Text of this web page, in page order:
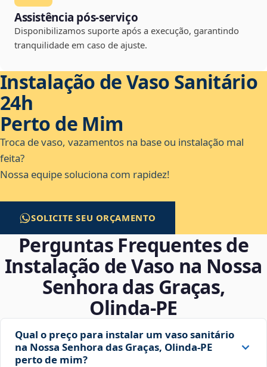
Assistência pós-serviço
Disponibilizamos suporte após a execução, garantindo
tranquilidade em caso de ajuste.
Instalação de Vaso Sanitário
24h
Perto de Mim
Troca de vaso, vazamentos na base ou instalação mal
feita?
Nossa equipe soluciona com rapidez!
SOLICITE SEU ORÇAMENTO
Perguntas Frequentes de
Instalação de Vaso na Nossa
Senhora das Graças,
Olinda‑PE
Qual o preço para instalar um vaso sanitário
na Nossa Senhora das Graças, Olinda‑PE
perto de mim?